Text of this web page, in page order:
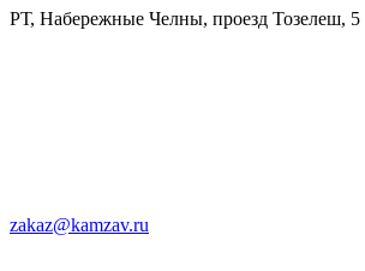
РТ, Набережные Челны, проезд Тозелеш, 5
zakaz@kamzav.ru